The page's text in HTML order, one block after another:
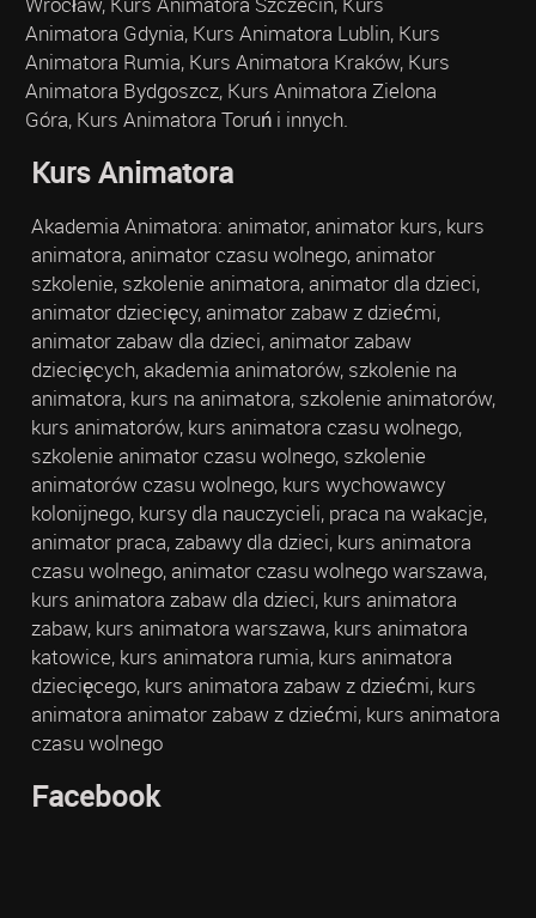
Animatora Gdynia, Kurs Animatora Lublin, Kurs
Animatora Rumia, Kurs Animatora Kraków, Kurs
Animatora Bydgoszcz, Kurs Animatora Zielona
Góra, Kurs Animatora Toruń i innych.
Kurs Animatora
Akademia Animatora: animator, animator kurs, kurs
animatora, animator czasu wolnego, animator
szkolenie, szkolenie animatora, animator dla dzieci,
animator dziecięcy, animator zabaw z dziećmi,
animator zabaw dla dzieci, animator zabaw
dziecięcych, akademia animatorów, szkolenie na
animatora, kurs na animatora, szkolenie animatorów,
kurs animatorów, kurs animatora czasu wolnego,
szkolenie animator czasu wolnego, szkolenie
animatorów czasu wolnego, kurs wychowawcy
kolonijnego, kursy dla nauczycieli, praca na wakacje,
animator praca, zabawy dla dzieci, kurs animatora
czasu wolnego, animator czasu wolnego warszawa,
kurs animatora zabaw dla dzieci, kurs animatora
zabaw, kurs animatora warszawa, kurs animatora
katowice, kurs animatora rumia, kurs animatora
dziecięcego, kurs animatora zabaw z dziećmi, kurs
animatora animator zabaw z dziećmi, kurs animatora
czasu wolnego
Facebook